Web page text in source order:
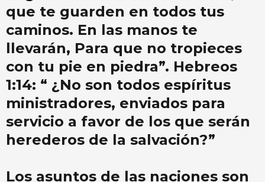
que te guarden en todos tus
caminos. En las manos te
llevarán, Para que no tropieces
con tu pie en piedra”. Hebreos
1:14: “ ¿No son todos espíritus
ministradores, enviados para
servicio a favor de los que serán
herederos de la salvación?”
Los asuntos de las naciones son